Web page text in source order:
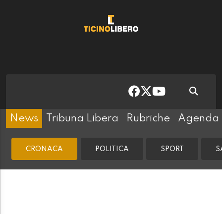
News Tribuna Libera Rubriche Agenda
CRONACA POLITICA SPORT